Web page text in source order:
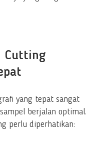
Cutting
yang tepat sangat
berjalan optimal.
perlu diperhatikan: